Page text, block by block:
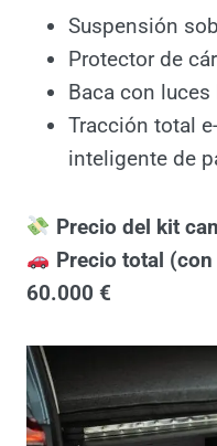
Extras off-road:
Neumáticos
KO2
Suspensión
Baca con luces
Tracción total
inteligente de
Precio del kit
Precio total (con
de 60.000 €